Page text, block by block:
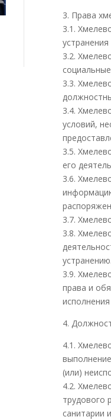
3. Права
3.1.
3.2.
3.3.
3.4.
условий,
3.5.
его
3.6.
3.7.
3.8.
устранению.
3.9.
права и
4.
4.1.
(или)
4.2.
трудового
санитарии